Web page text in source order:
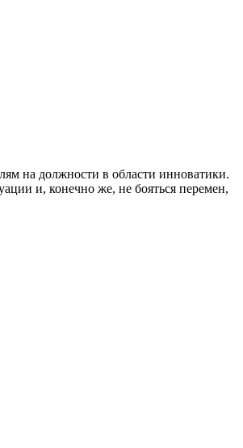
на должности в области инноватики.
и, конечно же, не бояться перемен,